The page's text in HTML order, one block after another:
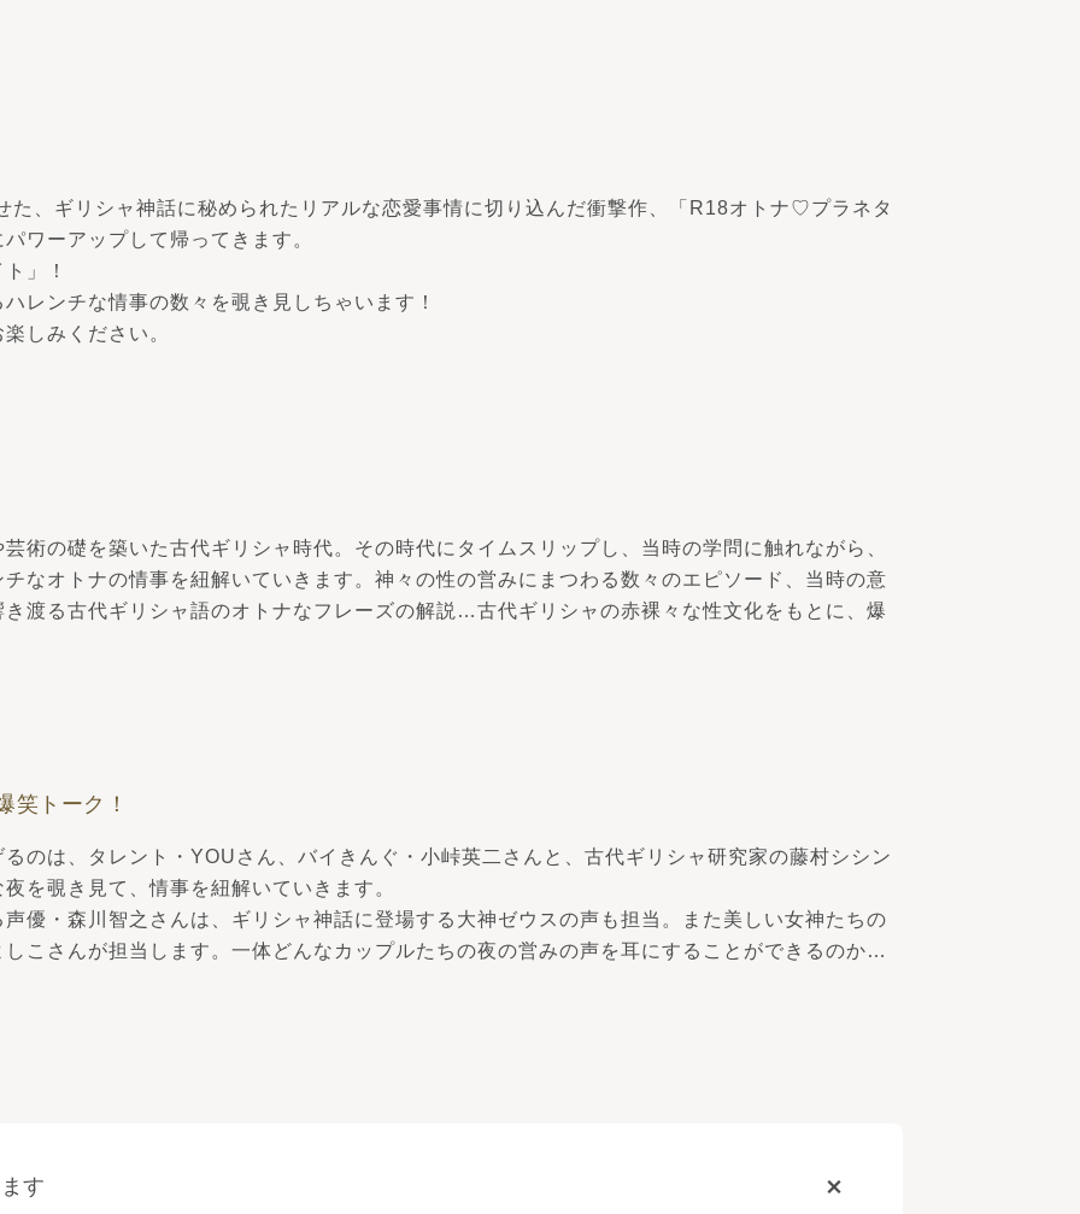
た、ギリシャ神話に秘められたリアルな恋愛事情に切り込んだ衝撃作、「R18オトナ♡プラネタ
ワーアップして帰ってきます。
」！
レンチな情事の数々を覗き見しちゃいます！
しみください。
術の礎を築いた古代ギリシャ時代。その時代にタイムスリップし、当時の学問に触れながら、
なオトナの情事を紐解いていきます。神々の性の営みにまつわる数々のエピソード、当時の意
渡る古代ギリシャ語のオトナなフレーズの解説…古代ギリシャの赤裸々な性文化をもとに、爆
笑トーク！
のは、タレント・YOUさん、バイきんぐ・小峠英二さんと、古代ギリシャ研究家の藤村シシン
を覗き見て、情事を紐解いていきます。
優・森川智之さんは、ギリシャ神話に登場する大神ゼウスの声も担当。また美しい女神たちの
こさんが担当します。一体どんなカップルたちの夜の営みの声を耳にすることができるのか…
す